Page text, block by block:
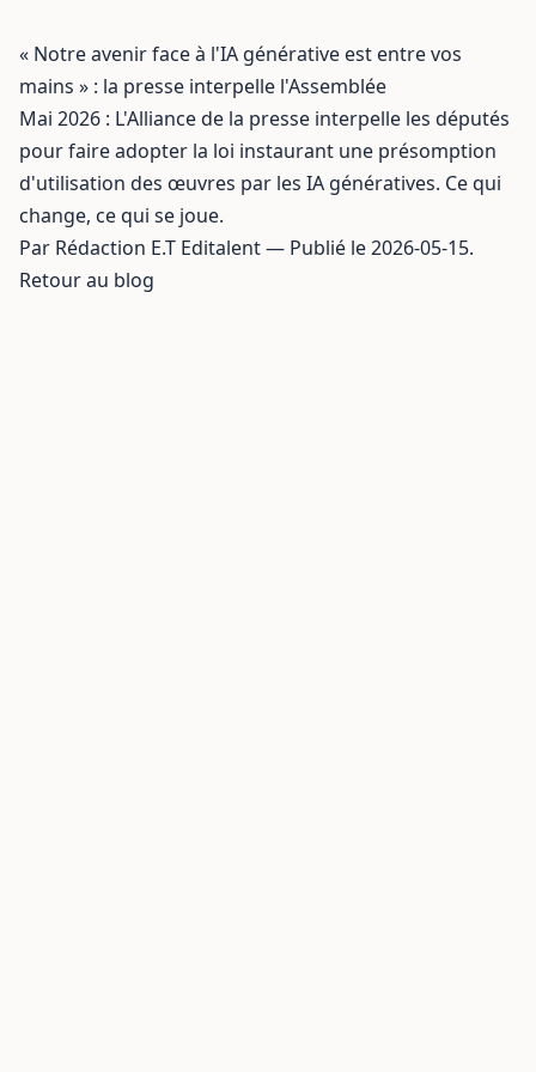
« Notre avenir face à l'IA générative est entre vos
mains » : la presse interpelle l'Assemblée
Mai 2026 : L'Alliance de la presse interpelle les députés
pour faire adopter la loi instaurant une présomption
d'utilisation des œuvres par les IA génératives. Ce qui
change, ce qui se joue.
Par Rédaction E.T Editalent — Publié le 2026-05-15.
Retour au blog